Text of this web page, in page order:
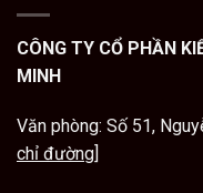
CÔNG TY CỔ PHẦN
MINH
Văn phòng: Số 51,
chỉ đường